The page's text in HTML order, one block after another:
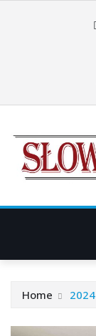
Home 2024